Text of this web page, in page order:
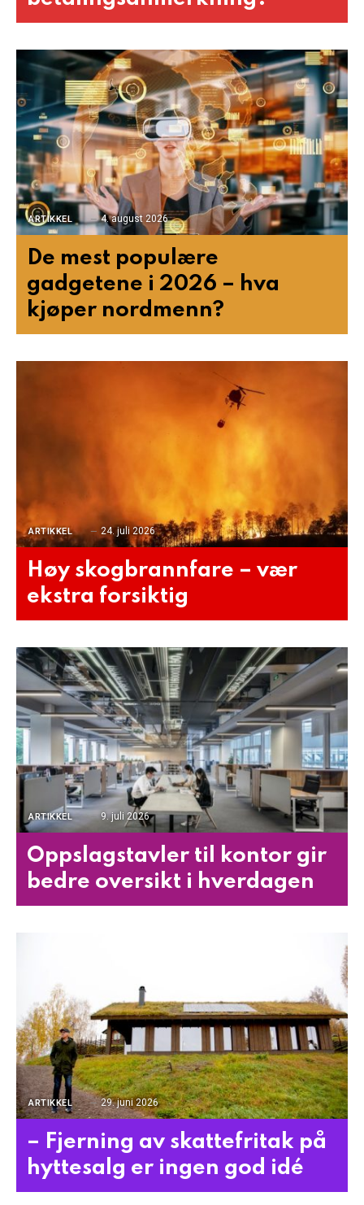
ARTIKKEL 4. august 2026
De mest populære
gadgetene i 2026 – hva
kjøper nordmenn?
ARTIKKEL 24. juli 2026
Høy skogbrannfare – vær
ekstra forsiktig
ARTIKKEL 9. juli 2026
Oppslagstavler til kontor gir
bedre oversikt i hverdagen
ARTIKKEL 29. juni 2026
– Fjerning av skattefritak på
hyttesalg er ingen god idé